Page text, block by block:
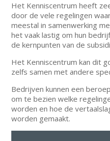
Het Kenniscentrum heeft
door de vele regelingen
meestal in samenwerking
het vaak lastig om hun
de kernpunten van de
Het Kenniscentrum kan dit
zelfs samen met andere
Bedrijven kunnen een
om te bezien welke
worden en hoe de
worden gemaakt.